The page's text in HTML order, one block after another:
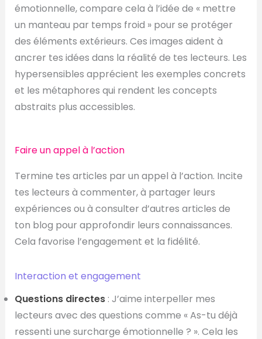
émotionnelle, compare cela à l’idée de « mettre
un manteau par temps froid » pour se protéger
des éléments extérieurs. Ces images aident à
ancrer tes idées dans la réalité de tes lecteurs. Les
hypersensibles apprécient les exemples concrets
et les métaphores qui rendent les concepts
abstraits plus accessibles.
Faire un appel à l’action
Termine tes articles par un appel à l’action. Incite
tes lecteurs à commenter, à partager leurs
expériences ou à consulter d’autres articles de
ton blog pour approfondir leurs connaissances.
Cela favorise l’engagement et la fidélité.​
Interaction et engagement
Questions directes: J’aime interpeller mes
lecteurs avec des questions comme « As-tu déjà
ressenti une surcharge émotionnelle ? ». Cela les